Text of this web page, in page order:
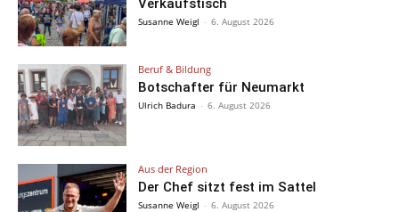
Verkaufstisch
Susanne Weigl - 6. August 2026
Beruf & Bildung
Botschafter für Neumarkt
Ulrich Badura - 6. August 2026
Aus der Region
Der Chef sitzt fest im Sattel
Susanne Weigl - 6. August 2026